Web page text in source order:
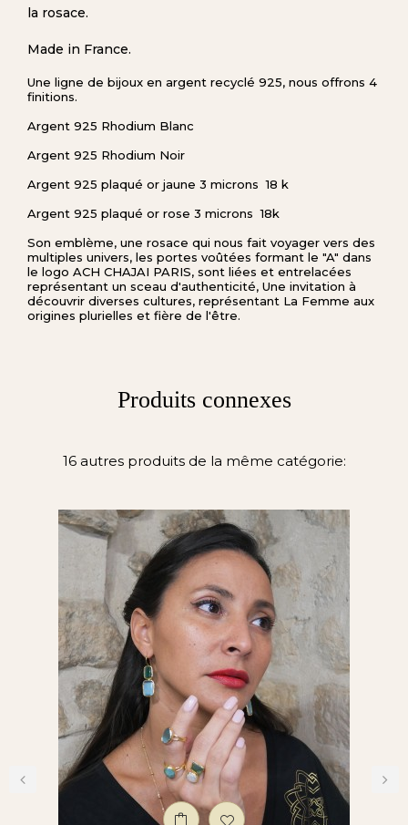
la rosace.
Made in France.
Une ligne de bijoux en argent recyclé 925, nous offrons 4
finitions.
Argent 925 Rhodium Blanc
Argent 925 Rhodium Noir
Argent 925 plaqué or jaune 3 microns 18 k
Argent 925 plaqué or rose 3 microns 18k
Son emblème, une rosace qui nous fait voyager vers des
multiples univers, les portes voûtées formant le "A" dans
le logo ACH CHAJAI PARIS, sont liées et entrelacées
représentant un sceau d'authenticité, Une invitation à
découvrir diverses cultures, représentant La Femme aux
origines plurielles et fière de l'être.
Produits connexes
16 autres produits de la même catégorie: